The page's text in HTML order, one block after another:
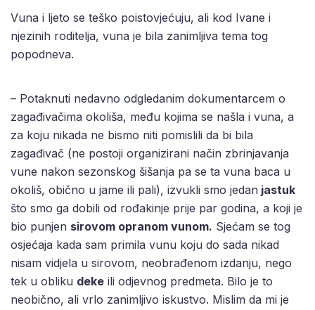
Vuna i ljeto se teško poistovjećuju, ali kod Ivane i
njezinih roditelja, vuna je bila zanimljiva tema tog
popodneva.
– Potaknuti nedavno odgledanim dokumentarcem o
zagađivačima okoliša, među kojima se našla i vuna, a
za koju nikada ne bismo niti pomislili da bi bila
zagađivač (ne postoji organizirani način zbrinjavanja
vune nakon sezonskog šišanja pa se ta vuna baca u
okoliš, obično u jame ili pali), izvukli smo jedan jastuk
što smo ga dobili od rođakinje prije par godina, a koji je
bio punjen sirovom opranom vunom. Sjećam se tog
osjećaja kada sam primila vunu koju do sada nikad
nisam vidjela u sirovom, neobrađenom izdanju, nego
tek u obliku deke ili odjevnog predmeta. Bilo je to
neobično, ali vrlo zanimljivo iskustvo. Mislim da mi je